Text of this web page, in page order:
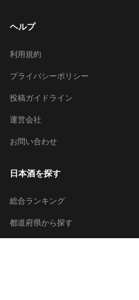
ヘルプ
利用規約
プライバシーポリシー
投稿ガイドライン
運営会社
お問い合わせ
日本酒を探す
総合ランキング
都道府県から探す